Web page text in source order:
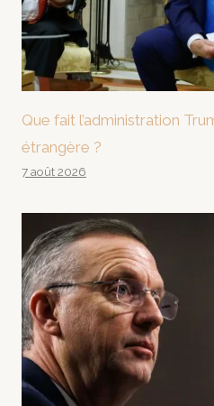
Que fait l’administration
étrangère ?
7 août 2026